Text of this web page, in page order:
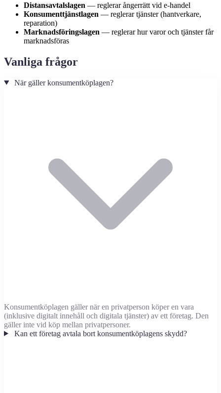
Distansavtalslagen — reglerar ångerrätt vid e-handel
Konsumenttjänstlagen — reglerar tjänster (hantverkare,
reparation)
Marknadsföringslagen — reglerar hur varor och tjänster får
marknadsföras
Vanliga frågor
När gäller konsumentköplagen?
Konsumentköplagen gäller när en privatperson köper en vara
(inklusive digitalt innehåll och digitala tjänster) av ett företag. Den
gäller inte vid köp mellan privatpersoner.
Kan ett företag avtala bort konsumentköplagens skydd?